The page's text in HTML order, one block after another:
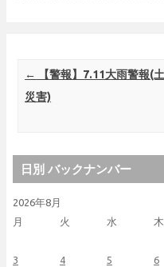
Post navigation
←
【警報】7.11大雨警報(
災害)
日別 バックナンバー
2026年8月
月
火 水 木
3
4 5 6